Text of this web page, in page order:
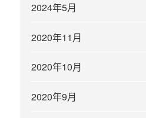
2024年5月
2020年11月
2020年10月
2020年9月